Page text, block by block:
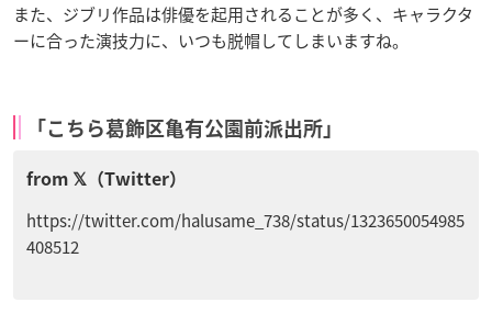
また、ジブリ作品は俳優を起用されることが多く、キャラクタ
ーに合った演技力に、いつも脱帽してしまいますね。
「こちら葛飾区亀有公園前派出所」
https://twitter.com/halusame_738/status/1323650054985
408512